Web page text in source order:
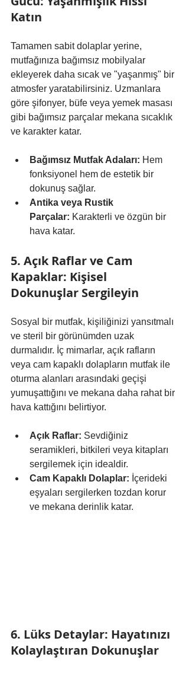
Katın
Tamamen sabit dolaplar yerine,
mutfağınıza bağımsız mobilyalar
ekleyerek daha sıcak ve "yaşanmış" bir
atmosfer yaratabilirsiniz. Uzmanlara
göre şifonyer, büfe veya yemek masası
gibi bağımsız parçalar mekana sıcaklık
ve karakter katar.
Bağımsız Mutfak Adaları: Hem
fonksiyonel hem de estetik bir
dokunuş sağlar.
Antika veya Rustik
Parçalar: Karakterli ve özgün bir
hava katar.
5. Açık Raflar ve Cam
Kapaklar: Kişisel
Dokunuşlar Sergileyin
Sosyal bir mutfak, kişiliğinizi yansıtmalı
ve steril bir görünümden uzak
durmalıdır. İç mimarlar, açık rafların
veya cam kapaklı dolapların mutfak ile
oturma alanları arasındaki geçişi
yumuşattığını ve mekana daha rahat bir
hava kattığını belirtiyor.
Açık Raflar: Sevdiğiniz
seramikleri, bitkileri veya kitapları
sergilemek için idealdir.
Cam Kapaklı Dolaplar: İçerideki
eşyaları sergilerken tozdan korur
ve mekana derinlik katar.
6. Lüks Detaylar: Hayatınızı
Kolaylaştıran Dokunuşlar